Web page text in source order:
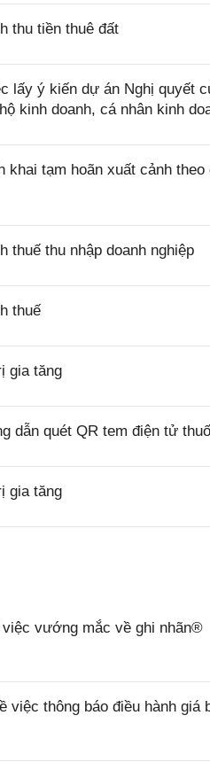
thu tiền thuê đất
lấy ý kiến dự án Nghị quyết
kinh doanh, cá nhân kinh
tạm hoãn xuất cảnh
thuế thu nhập doanh nghiệp
thuế
gia tăng
dẫn quét QR tem điện tử
gia tăng
việc vướng mắc về ghi nhãn®
việc thông báo điều hành giá